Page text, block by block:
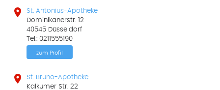

St. Antonius-Apotheke
Dominikanerstr. 12
40545 Düsseldorf
Tel.: 0211555190
zum Profil

St. Bruno-Apotheke
Kalkumer Str. 22